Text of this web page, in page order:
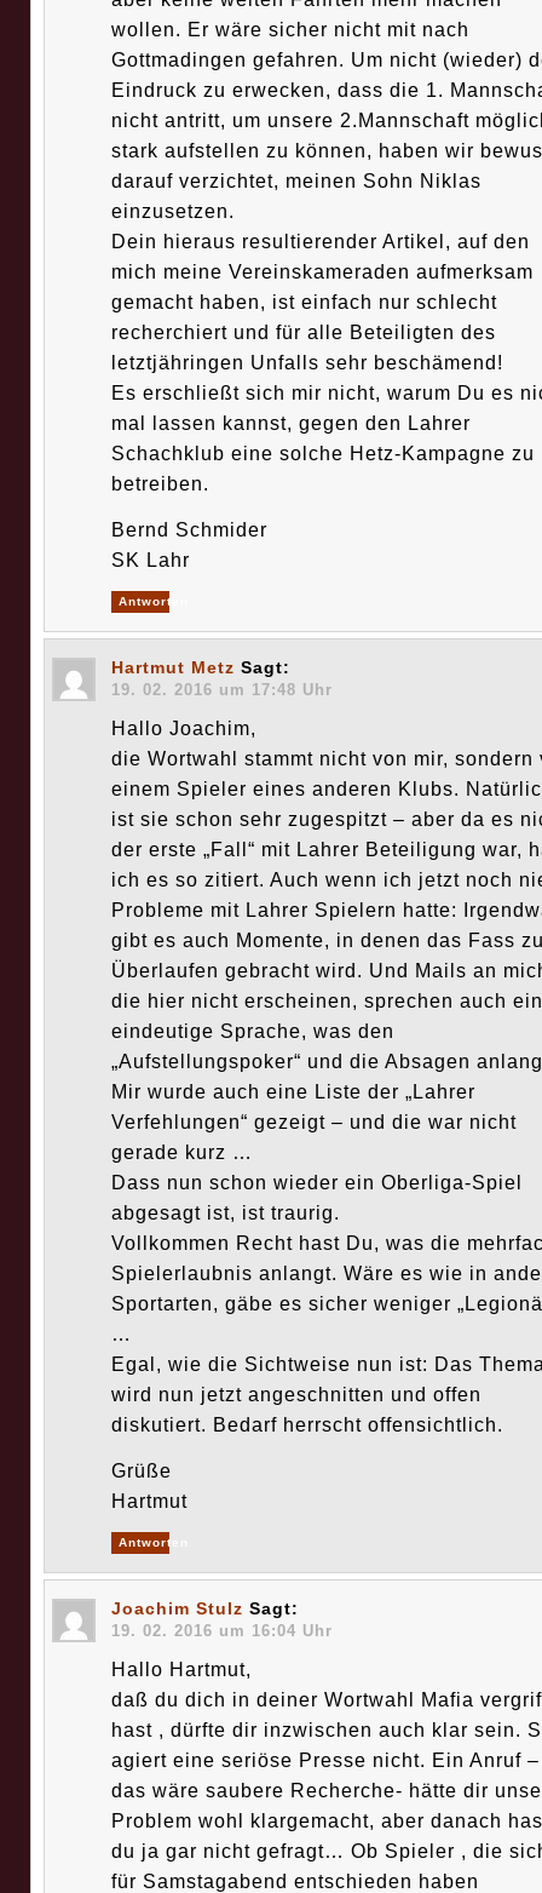
wollen. Er wäre sicher nicht mit nach
Gottmadingen gefahren. Um nicht (wieder)
Eindruck zu erwecken, dass die 1.
nicht antritt, um unsere 2.Mannschaft
stark aufstellen zu können, haben wir
darauf verzichtet, meinen Sohn Niklas
einzusetzen.
Dein hieraus resultierender Artikel, auf den
mich meine Vereinskameraden aufmerksam
gemacht haben, ist einfach nur schlecht
recherchiert und für alle Beteiligten des
letztjähringen Unfalls sehr beschämend!
Es erschließt sich mir nicht, warum Du es
mal lassen kannst, gegen den Lahrer
Schachklub eine solche Hetz-Kampagne zu
betreiben.
Bernd Schmider
SK Lahr
Antworten
Hartmut Metz Sagt:
19. 02. 2016 um 17:48 Uhr
Hallo Joachim,
die Wortwahl stammt nicht von mir, sondern
einem Spieler eines anderen Klubs.
ist sie schon sehr zugespitzt – aber da es
der erste „Fall“ mit Lahrer Beteiligung war,
ich es so zitiert. Auch wenn ich jetzt noch
Probleme mit Lahrer Spielern hatte:
gibt es auch Momente, in denen das Fass
Überlaufen gebracht wird. Und Mails an
die hier nicht erscheinen, sprechen auch
eindeutige Sprache, was den
„Aufstellungspoker“ und die Absagen
Mir wurde auch eine Liste der „Lahrer
Verfehlungen“ gezeigt – und die war nicht
gerade kurz …
Dass nun schon wieder ein Oberliga-Spiel
abgesagt ist, ist traurig.
Vollkommen Recht hast Du, was die
Spielerlaubnis anlangt. Wäre es wie in
Sportarten, gäbe es sicher weniger
…
Egal, wie die Sichtweise nun ist: Das
wird nun jetzt angeschnitten und offen
diskutiert. Bedarf herrscht offensichtlich.
Grüße
Hartmut
Antworten
Joachim Stulz Sagt:
19. 02. 2016 um 16:04 Uhr
Hallo Hartmut,
daß du dich in deiner Wortwahl Mafia
hast , dürfte dir inzwischen auch klar sein.
agiert eine seriöse Presse nicht. Ein Anruf –
das wäre saubere Recherche- hätte dir
Problem wohl klargemacht, aber danach
du ja gar nicht gefragt… Ob Spieler , die
für Samstagabend entschieden haben